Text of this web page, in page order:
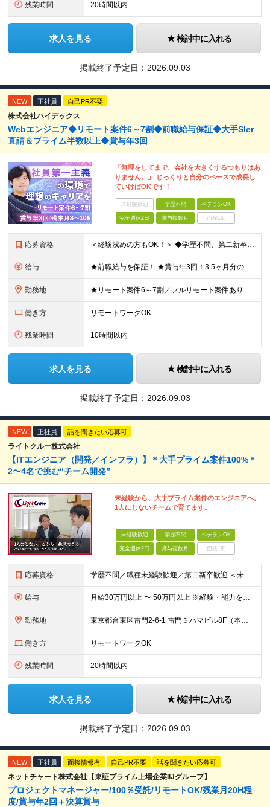
残業時間 20時間以内
求人を見る 検討中に入れる
掲載終了予定日： 2026.09.03
NEW 正社員 自己PR不要
株式会社ハイデックス
Webエンジニア◆リモート案件6～7割◆前職給与保証◆大手SIer
直請＆プライム半数以上◆賞与年3回
「無理をしてまで、会社を大きくするつもりはあ
りません。」 じっくりと自分のペースで成長し
ていけばOKです！
未経験歓迎 学歴不問 ベテランOK
完全週休2日 賞与複数月 面接1回
応募資格 ＜経験浅めの方もOK！＞ ◆学歴不問、第二新卒OK ◆何らかのシステム開発経験（実務経験1年以上） ※Java、C#、PHPなどいわゆるオープン・Web系を想定しています ～こんな方を歓迎します！～
給与 ★前職給与を保証！ ★賞与年3回！3.5ヶ月分の支給実績あり ◆月給25万円～45万円＋賞与年3回＋各種手当 ※経験・年齢・能力を考慮して決定いたします。 ※試用期間3ヶ月（期間中は諸手当の支給は
勤務地 ★リモート案件6～7割／フルリモート案件あり ★希望を考慮して決定します 東京都、神奈川県、千葉県、埼玉県内の各プロジェクト先となります。 ＜本社＞埼玉県桶川市泉1丁目3番31号 ＜神田オフィス＞
働き方 リモートワークOK
残業時間 10時間以内
求人を見る 検討中に入れる
掲載終了予定日： 2026.09.03
NEW 正社員 話を聞きたい応募可
ライトクルー株式会社
【ITエンジニア（開発／インフラ）】＊大手プライム案件100%＊
2〜4名で挑む“チーム開発”
未経験から、大手プライム案件のエンジニアへ。
1人にしないチームで育てます。
未経験歓迎 学歴不問 ベテランOK
完全週休2日 賞与複数月 面接1回
応募資格 学歴不問／職種未経験歓迎／第二新卒歓迎 ＜未経験・第二新卒の方＞ ・プログラミングの学習経験がある方（スクール／独学／専門学校いずれも可） ・モノづくりが好きで、自分で学び続けられる方 ※SE実務経
給与 月給30万円以上 〜 50万円以上 ※経験・能力を考慮のうえ、当社規定により優遇します。 ※年俸制（月給として支給）。 ※想定年収400万〜700万円。 【給与体系】 ・昇給：適宜（前年度実績：社員
勤務地 東京都台東区雷門2-6-1 雷門ミハマビル8F（本社） および東京23区内のプロジェクト先 ※常駐先（東京23区内）が変わることはありますが、転勤はありません。 ※社員の約7割が週2〜3日リモート勤
働き方 リモートワークOK
残業時間 20時間以内
求人を見る 検討中に入れる
掲載終了予定日： 2026.09.03
NEW 正社員 面接情報有 自己PR不要 話を聞きたい応募可
ネットチャート株式会社【東証プライム上場企業IIJグループ】
プロジェクトマネージャー/100％受託/リモートOK/残業月20H程
度/賞与年2回＋決算賞与